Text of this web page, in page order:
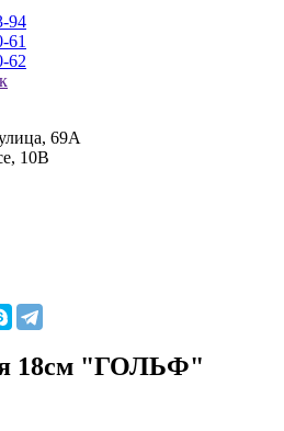
94
61
62
69А
10В
18см "ГОЛЬФ"